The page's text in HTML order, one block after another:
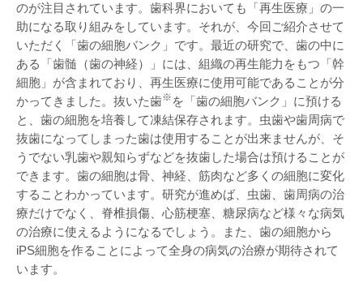
会員歯科医療機関
入会のご案内
のが注目されています。歯科界においても「再生医療」の一
助になる取り組みをしています。それが、今回ご紹介させて
いただく「歯の細胞バンク」です。最近の研究で、歯の中に
ある「歯髄（歯の神経）」には、組織の再生能力をもつ「幹
細胞」が含まれており、再生医療に使用可能であることが分
かってきました。抜いた歯※ を「歯の細胞バンク」に預ける
と、歯の細胞を培養して凍結保存されます。虫歯や歯周病で
抜歯になってしまった歯は使用することが出来ませんが、そ
うでない乳歯や親知らずなどを抜歯した場合は預けることが
できます。歯の細胞は骨、神経、筋肉など多くの細胞に変化
することわかっています。研究が進めば、虫歯、歯周病の治
療だけでなく、脊椎損傷、心筋梗塞、糖尿病など様々な病気
の治療に使えるようになるでしょう。また、歯の細胞から
iPS細胞を作ることによって全身の病気の治療が期待されて
います。